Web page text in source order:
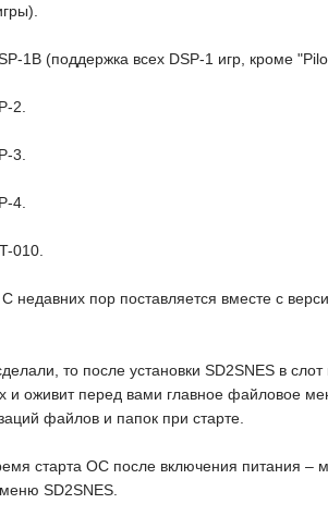
1B (поддержка всех DSP-1 игр, кроме
2.
3.
4.
010.
недавних пор поставляется вместе с
то после установки SD2SNES в
и оживит перед вами главное файловое
файлов и папок при старте.
старта ОС после включения питания –
SD2SNES.